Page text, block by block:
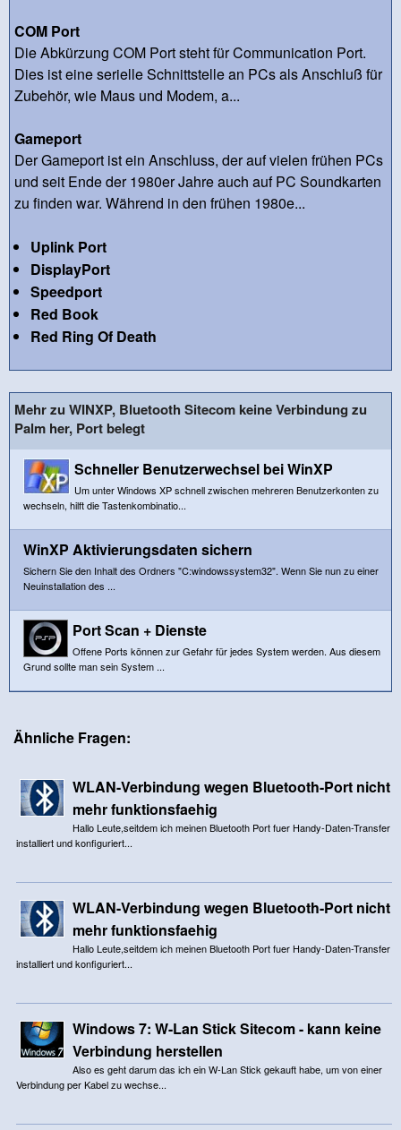
COM Port
Die Abkürzung COM Port steht für Communication Port.
Dies ist eine serielle Schnittstelle an PCs als Anschluß für
Zubehör, wie Maus und Modem, a...
Gameport
Der Gameport ist ein Anschluss, der auf vielen frühen PCs
und seit Ende der 1980er Jahre auch auf PC Soundkarten
zu finden war. Während in den frühen 1980e...
Uplink Port
DisplayPort
Speedport
Red Book
Red Ring Of Death
Mehr zu WINXP, Bluetooth Sitecom keine Verbindung zu
Palm her, Port belegt
Schneller Benutzerwechsel bei WinXP
Um unter Windows XP schnell zwischen mehreren Benutzerkonten zu
wechseln, hilft die Tastenkombinatio...
WinXP Aktivierungsdaten sichern
Sichern Sie den Inhalt des Ordners "C:windowssystem32". Wenn Sie nun zu einer
Neuinstallation des ...
Port Scan + Dienste
Offene Ports können zur Gefahr für jedes System werden. Aus diesem
Grund sollte man sein System ...
Ähnliche Fragen:
WLAN-Verbindung wegen Bluetooth-Port nicht
mehr funktionsfaehig
Hallo Leute,seitdem ich meinen Bluetooth Port fuer Handy-Daten-Transfer
installiert und konfiguriert...
WLAN-Verbindung wegen Bluetooth-Port nicht
mehr funktionsfaehig
Hallo Leute,seitdem ich meinen Bluetooth Port fuer Handy-Daten-Transfer
installiert und konfiguriert...
Windows 7: W-Lan Stick Sitecom - kann keine
Verbindung herstellen
Also es geht darum das ich ein W-Lan Stick gekauft habe, um von einer
Verbindung per Kabel zu wechse...